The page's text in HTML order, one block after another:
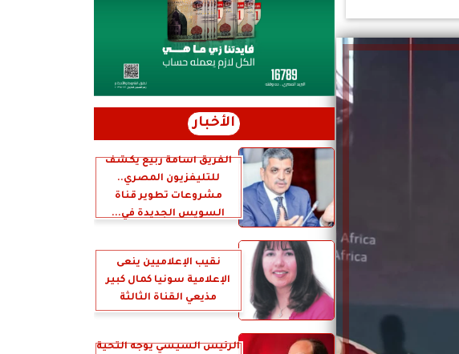
الأخبار
الفريق أسامة ربيع يكشف
للتليفزيون المصري..
مشروعات تطوير قناة
السويس الجديدة في...
نقيب الإعلاميين ينعى
الإعلامية سونيا كمال كبير
مذيعي القناة الثالثة
الرئيس السيسي يوجه التحية